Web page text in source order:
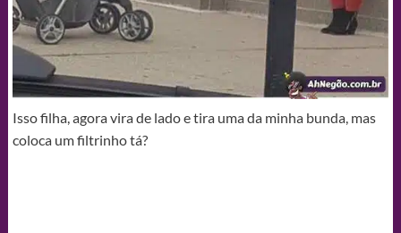
Isso filha, agora vira de lado e tira uma da minha bunda, mas
coloca um filtrinho tá?